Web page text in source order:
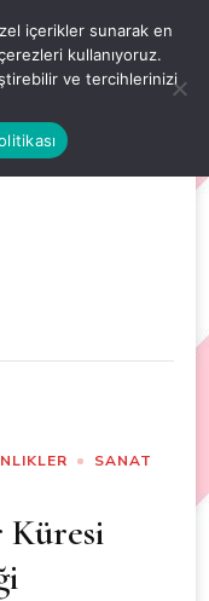
SANAT
Küresi
içerikler sunarak en
kullanıyoruz.
ve tercihlerinizi